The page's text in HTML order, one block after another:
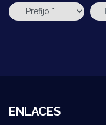
ENLACES